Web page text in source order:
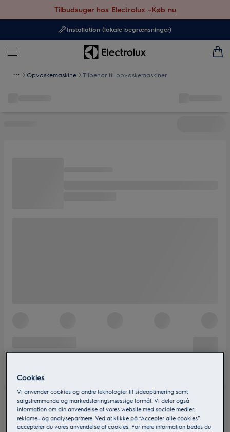
Tilbudsuger hos Electrolux –Køb nu
Installation (lokale begrænsninger)
Opvaskemaskine Tilbehør til opvaskemaskiner
Cookies
Vi anvender cookies og andre teknologier til sideoptimering samt
salgsfremmende og markedsføringsmæssige formål. Vi deler også
information om din anvendelse af vores website med sociale medier,
reklame- og analysepartnere. Ved at klikke på “Accepter alle cookies”
accepterer du vores anvendelse af cookies. For mere information bedes du